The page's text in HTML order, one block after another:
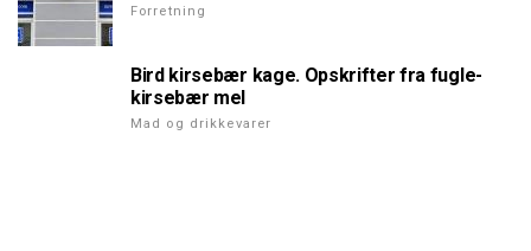
Forretning
Bird kirsebær kage. Opskrifter fra fugle-
kirsebær mel
Mad og drikkevarer